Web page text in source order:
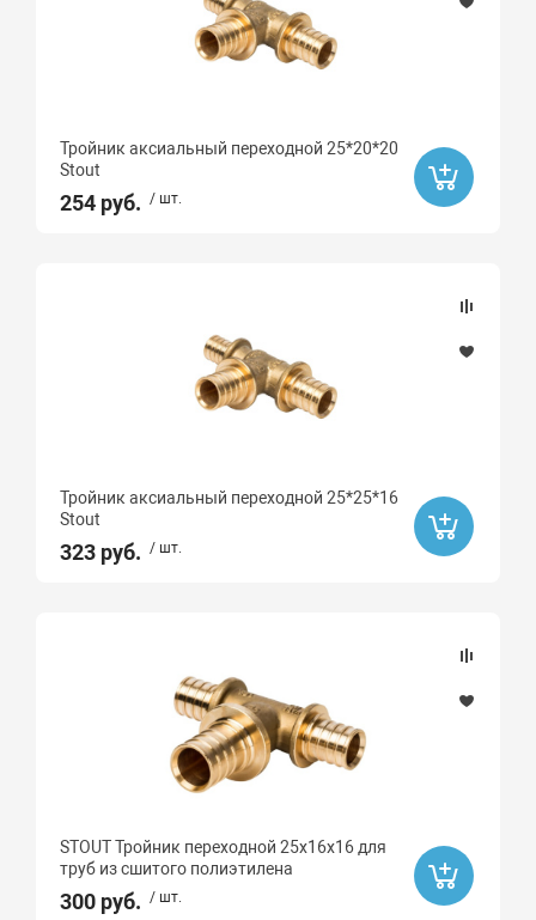
Тройник аксиальный переходной 25*20*20
Stout
254 руб. / шт.
Тройник аксиальный переходной 25*25*16
Stout
323 руб. / шт.
STOUT Тройник переходной 25х16х16 для
труб из сшитого полиэтилена
300 руб. / шт.